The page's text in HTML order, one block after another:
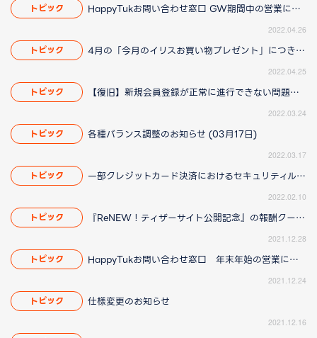
トピック HappyTukお問い合わせ窓口 GW期間中の営業について
2022.04.26
トピック 4月の「今月のイリスお買い物プレゼント」につきまして
2022.04.25
トピック 【復旧】新規会員登録が正常に進行できない問題について
2022.03.24
トピック 各種バランス調整のお知らせ (03月17日)
2022.03.17
トピック 一部クレジットカード決済におけるセキュリティルール変更について
2022.02.10
トピック 『ReNEW！ティザーサイト公開記念』の報酬クーポンに関して
2021.12.28
トピック HappyTukお問い合わせ窓口 年末年始の営業について
2021.12.24
トピック 仕様変更のお知らせ
2021.12.16